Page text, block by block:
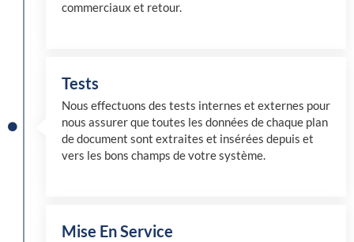
commerciaux et retour.
Tests
Nous effectuons des tests internes et externes pour
nous assurer que toutes les données de chaque plan
de document sont extraites et insérées depuis et
vers les bons champs de votre système.
Mise En Service